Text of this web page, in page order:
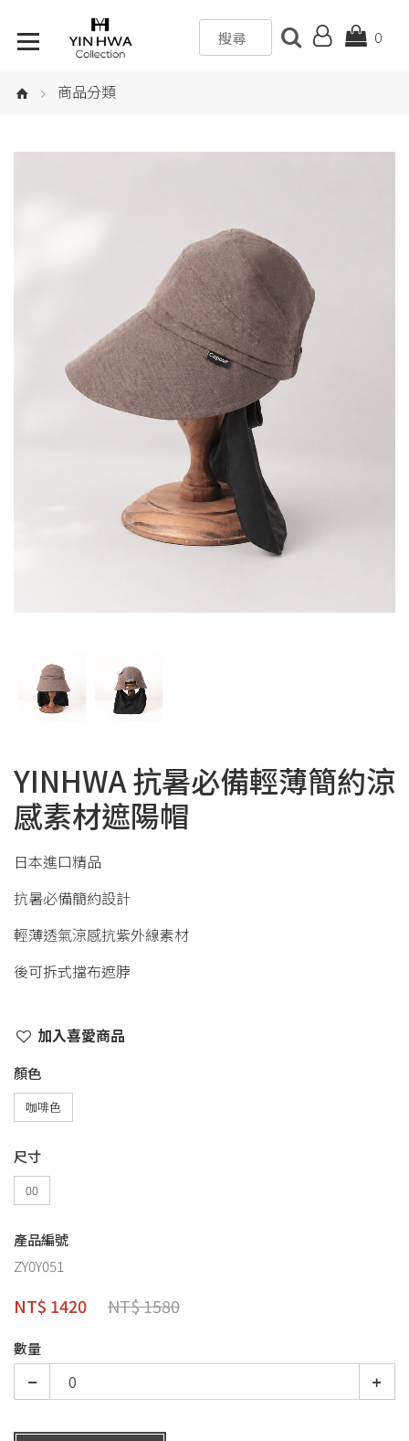
0
商品分類
YINHWA 抗暑必備輕薄簡約涼
感素材遮陽帽
日本進口精品
抗暑必備簡約設計
輕薄透氣涼感抗紫外線素材
後可拆式擋布遮脖
加入喜愛商品
顏色
咖啡色
尺寸
00
產品編號
ZY0Y051
NT$ 1420 NT$ 1580
數量